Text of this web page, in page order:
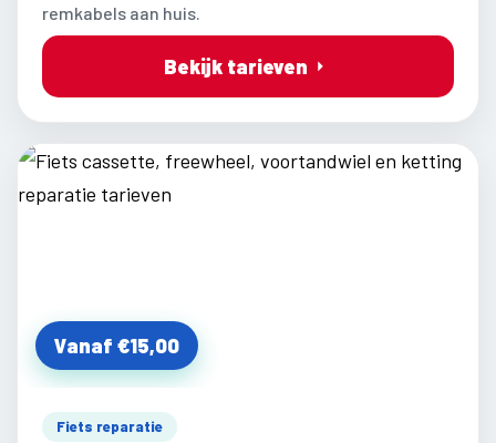
remkabels aan huis.
Bekijk tarieven
Vanaf €15,00
Fiets reparatie